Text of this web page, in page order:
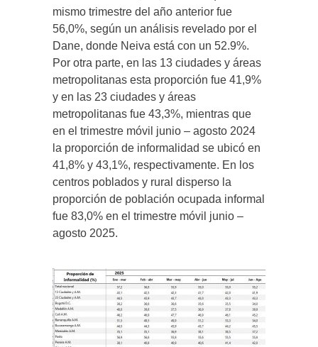
mismo trimestre del año anterior fue
56,0%, según un análisis revelado por el
Dane, donde Neiva está con un 52.9%.
Por otra parte, en las 13 ciudades y áreas
metropolitanas esta proporción fue 41,9%
y en las 23 ciudades y áreas
metropolitanas fue 43,3%, mientras que
en el trimestre móvil junio – agosto 2024
la proporción de informalidad se ubicó en
41,8% y 43,1%, respectivamente. En los
centros poblados y rural disperso la
proporción de población ocupada informal
fue 83,0% en el trimestre móvil junio –
agosto 2025.